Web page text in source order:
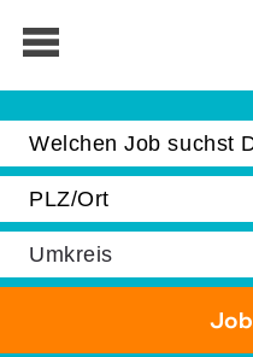
Jobbörse
Bewerber
Über iperdi